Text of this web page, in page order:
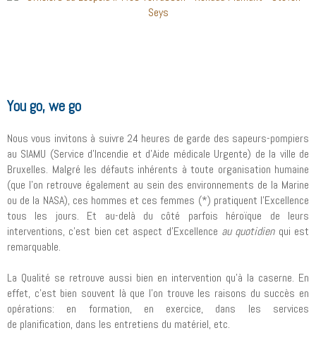
You go, we go
Nous vous invitons à suivre 24 heures de garde des sapeurs-pompiers
au SIAMU (Service d'Incendie et d'Aide médicale Urgente) de la ville de
Bruxelles. Malgré les défauts inhérents à toute organisation humaine
(que l'on retrouve également au sein des environnements de la Marine
ou de la NASA), ces hommes et ces femmes (*) pratiquent l'Excellence
tous les jours. Et au-delà du côté parfois héroïque de leurs
interventions, c'est bien cet aspect d'Excellence au quotidienqui est
remarquable.
La Qualité se retrouve aussi bien en intervention qu'à la caserne. En
effet, c'est bien souvent là que l'on trouve les raisons du succès en
opérations: en formation, en exercice, dans les services
de planification, dans les entretiens du matériel, etc.